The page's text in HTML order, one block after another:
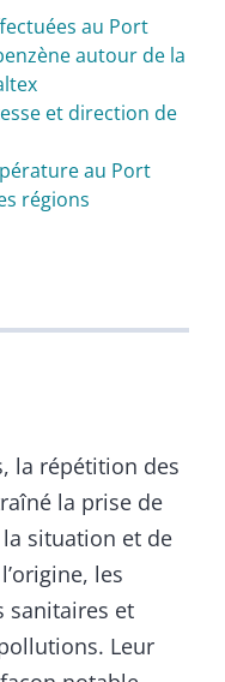
au Port
autour de la
et direction de
au Port
régions
la répétition des
la prise de
situation et de
les
sanitaires et
Leur